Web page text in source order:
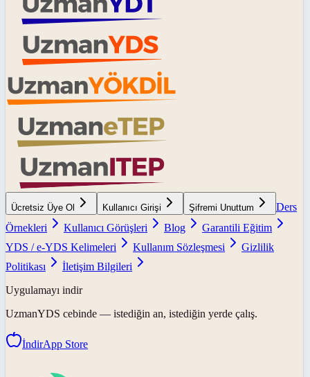
Ücretsiz Üye Ol Kullanıcı Girişi Şifremi Unuttum
Ders
Örnekleri
Kullanıcı Görüşleri Blog
Garantili Eğitim
YDS / e-YDS Kelimeleri
Kullanım Sözleşmesi
Gizlilik
Politikası
İletişim Bilgileri
Uygulamayı indir
UzmanYDS cebinde — istediğin an, istediğin yerde çalış.
İndirApp Store